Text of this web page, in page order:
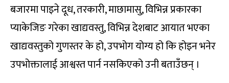
बजारमा पाइने दूध, तरकारी, माछामासु, विभिन्न प्रकारका
प्याकेजिङ गरेका खाद्यवस्तु, विभिन्न देशबाट आयात भएका
खाद्यवस्तुको गुणस्तर के हो, उपभोग योग्य हो कि होइन भनेर
उपभोक्तालाई आश्वस्त पार्न नसकिएको उनी बताउँछन् ।